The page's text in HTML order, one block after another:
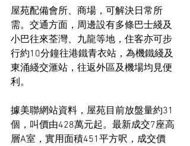
屋苑配備會所、商場，可解決日常所
需。交通方面，周邊設有多條巴士綫及
小巴往來荃灣、九龍等地，住客亦可步
行約10分鐘往港鐵青衣站，為機鐵綫及
東涌綫交滙站，往返外區及機場均見便
利。
據美聯網站資料，屋苑目前放盤量約31
個，叫價由428萬元起。最新成交7座高
層A室，實用面積451平方呎，成交價